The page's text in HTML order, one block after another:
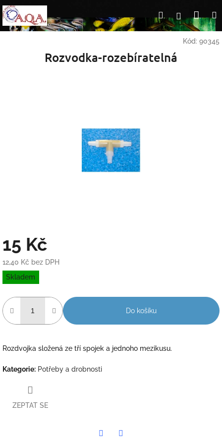
Přejít
na
obsah
HledatPřihlášení
Kód: 90345
Rozvodka-rozebíratelná
15 Kč
12,40 Kč bez DPH
Měrná
cena:
Skladem
Do košíku
Rozdvojka složená ze tří spojek a jednoho mezikusu.
Kategorie: Potřeby a drobnosti
ZEPTAT SE